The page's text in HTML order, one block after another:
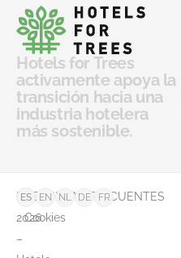
Hotels for Trees
activamente apoya la
transición hacia una
industria hotelera
más sostenible.
©
2026
–
PREGUNTAS FRECUENTES
Cookies
ES EN NL DE FR